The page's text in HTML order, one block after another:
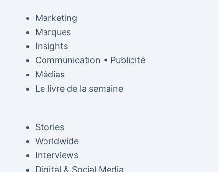
Marketing
Marques
Insights
Communication • Publicité
Médias
Le livre de la semaine
Stories
Worldwide
Interviews
Digital & Social Media